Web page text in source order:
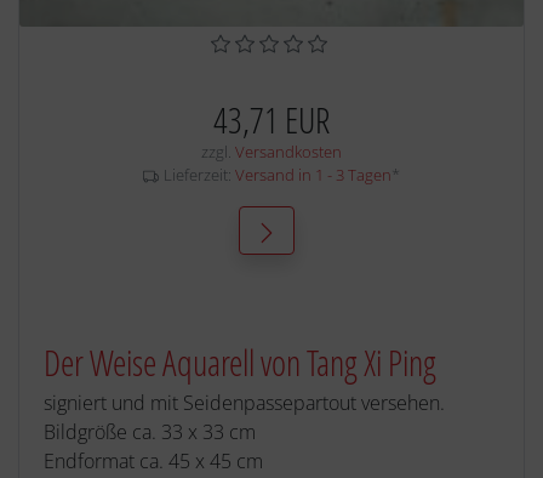
43,71 EUR
zzgl. Versandkosten
Lieferzeit: Versand in 1 - 3 Tagen *
Der Weise Aquarell von Tang Xi Ping
signiert und mit Seidenpassepartout versehen.
Bildgröße ca. 33 x 33 cm
Endformat ca. 45 x 45 cm